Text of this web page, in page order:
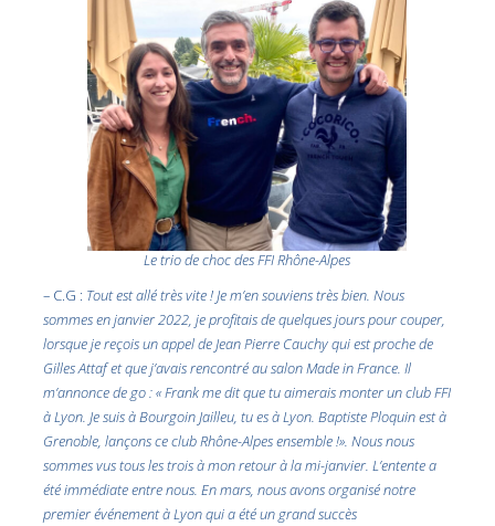
Le trio de choc des FFI Rhône-Alpes
– C.G : Tout est allé très vite ! Je m’en souviens très bien. Nous
sommes en janvier 2022, je profitais de quelques jours pour couper,
lorsque je reçois un appel de Jean Pierre Cauchy qui est proche de
Gilles Attaf et que j’avais rencontré au salon Made in France. Il
m’annonce de go : « Frank me dit que tu aimerais monter un club FFI
à Lyon. Je suis à Bourgoin Jailleu, tu es à Lyon. Baptiste Ploquin est à
Grenoble, lançons ce club Rhône-Alpes ensemble !». Nous nous
sommes vus tous les trois à mon retour à la mi-janvier. L’entente a
été immédiate entre nous. En mars, nous avons organisé notre
premier événement à Lyon qui a été un grand succès